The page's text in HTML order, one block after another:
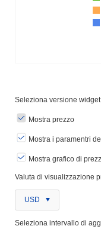
Seleziona versione
Mostra prezzo
Mostra i paramentri
Mostra grafico di
Valuta di visualizzazione
USD
Seleziona intervallo di